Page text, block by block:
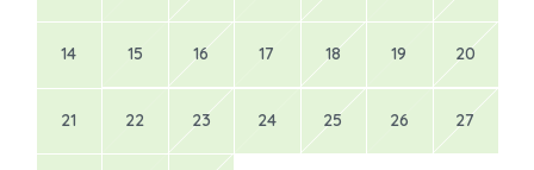
14 15 16 17 18 19 20
21 22 23 24 25 26 27